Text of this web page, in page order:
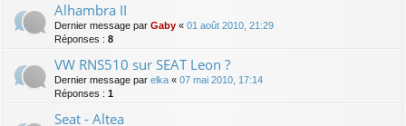
Alhambra II
Dernier message par Gaby « 01 août 2010, 21:29
Réponses : 8
VW RNS510 sur SEAT Leon ?
Dernier message par elka « 07 mai 2010, 17:14
Réponses : 1
Seat - Altea